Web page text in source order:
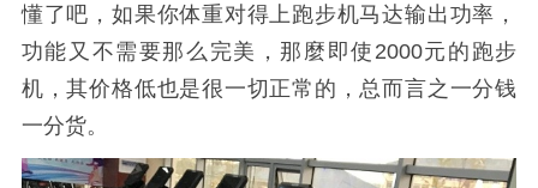
懂了吧，如果你体重对得上跑步机马达输出功率，
功能又不需要那么完美，那麼即使2000元的跑步
机，其价格低也是很一切正常的，总而言之一分钱
一分货。